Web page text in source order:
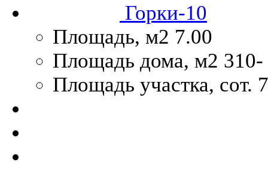
Горки-10
Площадь, м2 7.00
Площадь дома, м2 310-
Площадь участка, сот.